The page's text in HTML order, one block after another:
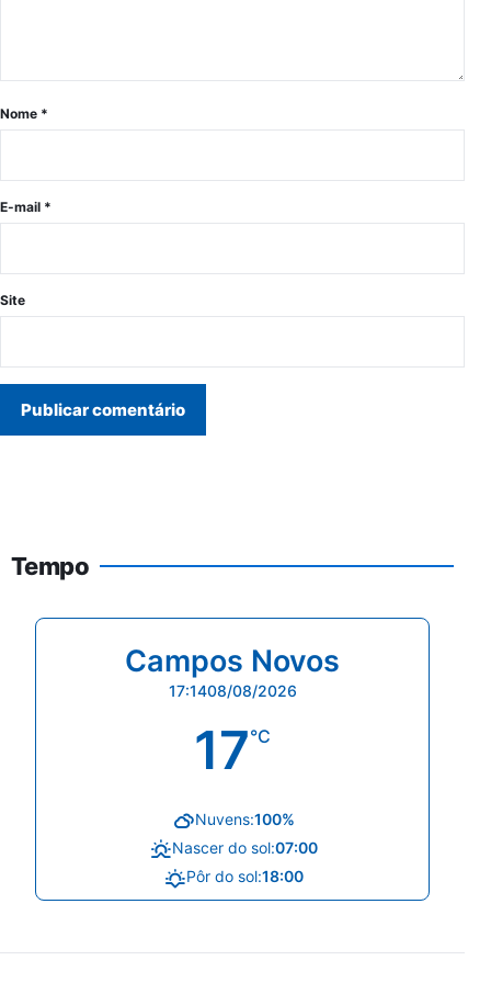
Nome *
E-mail *
Site
Tempo
Campos Novos
17:1408/08/2026
17°C
Nuvens:100%
Nascer do sol:07:00
Pôr do sol:18:00